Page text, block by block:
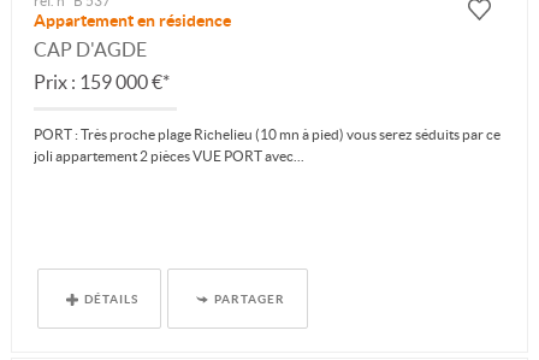
Appartement en résidence
CAP D'AGDE
Prix : 159 000 €*
PORT : Très proche plage Richelieu (10 mn à pied) vous serez séduits par ce
joli appartement 2 pièces VUE PORT avec...
DÉTAILS PARTAGER